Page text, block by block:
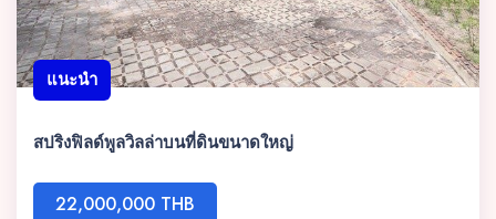
แนะนำ
สปริงฟิลด์พูลวิลล่าบนที่ดินขนาดใหญ่
22,000,000 THB